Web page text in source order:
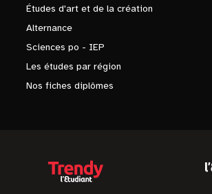
Études d'art et de la création
Alternance
Sciences po - IEP
Les études par région
Nos fiches diplômes